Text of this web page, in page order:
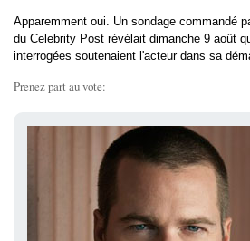
Apparemment oui. Un sondage commandé
du Celebrity Post révélait dimanche 9 août
interrogées soutenaient l'acteur dans sa
Prenez part au vote: